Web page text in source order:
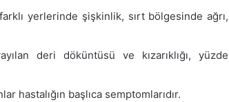
yerlerinde şişkinlik, sırt bölgesinde ağrı,
deri döküntüsü ve kızarıklığı, yüzde
hastalığın başlıca semptomlarıdır.